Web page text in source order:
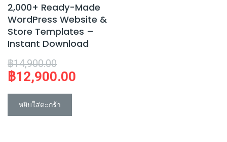
2,000+ Ready-Made
WordPress Website &
Store Templates –
Instant Download
฿14,900.00
price
฿12,900.00
หยิบใส่ตะกร้า